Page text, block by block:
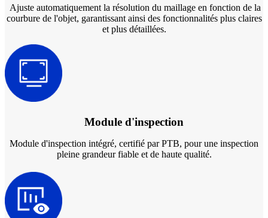
Ajuste automatiquement la résolution du maillage en fonction de la
courbure de l'objet, garantissant ainsi des fonctionnalités plus claires
et plus détaillées.
Module d'inspection
Module d'inspection intégré, certifié par PTB, pour une inspection
pleine grandeur fiable et de haute qualité.